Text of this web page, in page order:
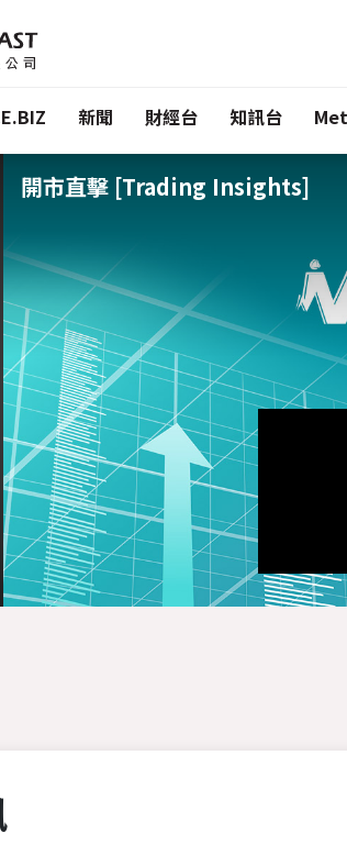
新聞 財經台 知訊台
開市直擊 [Trading Insights]